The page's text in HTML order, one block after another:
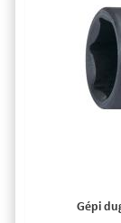
Gépi